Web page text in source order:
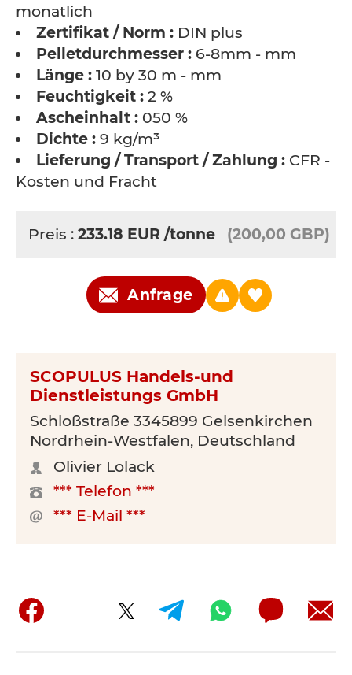
monatlich
Zertifikat / Norm : DIN plus
Pelletdurchmesser : 6-8mm - mm
Länge : 10 by 30 m - mm
Feuchtigkeit : 2 %
Ascheinhalt : 050 %
Dichte : 9 kg/m³
Lieferung / Transport / Zahlung : CFR -
Kosten und Fracht
Preis : 233.18 EUR /tonne (200,00 GBP)
Anfrage
SCOPULUS Handels-und
Dienstleistungs GmbH
Schloßstraße 3345899 Gelsenkirchen
Nordrhein-Westfalen, Deutschland
Olivier Lolack
*** Telefon ***
*** E-Mail ***